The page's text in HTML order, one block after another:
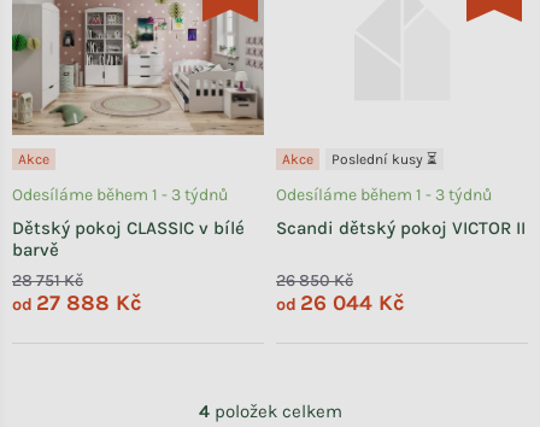
Akce
Dětský pokoj CLASSIC v bílé
barvě
Odesíláme během 1 - 3 týdnů
28 751 Kč
od 27 888 Kč
Akce Poslední kusy ⏳
Scandi dětský pokoj VICTOR II
Odesíláme během 1 - 3 týdnů
26 850 Kč
od 26 044 Kč
4položek celkem